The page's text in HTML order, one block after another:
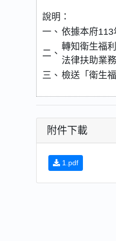
說明：
一、 依據本府113
二、
轉知衛生福
法律扶助業
三、 檢送「衛生
附件下載
1.pdf